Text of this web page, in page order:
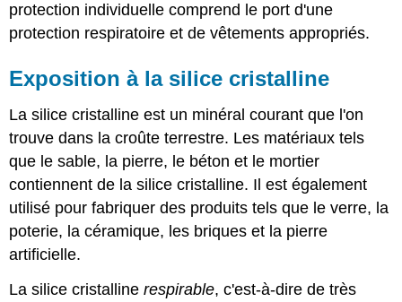
protection individuelle comprend le port d'une
protection respiratoire et de vêtements appropriés.
Exposition à la silice cristalline
La silice cristalline est un minéral courant que l'on
trouve dans la croûte terrestre. Les matériaux tels
que le sable, la pierre, le béton et le mortier
contiennent de la silice cristalline. Il est également
utilisé pour fabriquer des produits tels que le verre, la
poterie, la céramique, les briques et la pierre
artificielle.
La silice cristallinerespirable, c'est-à-dire de très